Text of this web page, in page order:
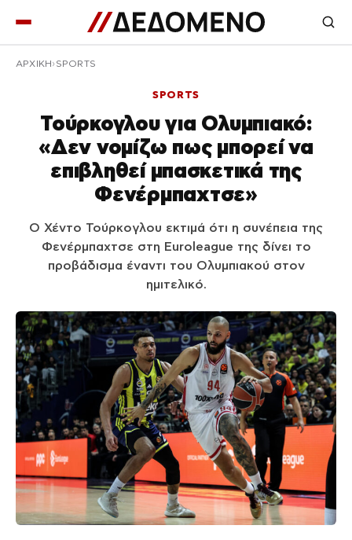
ΑΡΧΙΚΉ SPORTS
SPORTS
Τούρκογλου για Ολυμπιακό:
«Δεν νομίζω πως μπορεί να
επιβληθεί μπασκετικά της
Φενέρμπαχτσε»
Ο Χέντο Τούρκογλου εκτιμά ότι η συνέπεια της
Φενέρμπαχτσε στη Euroleague της δίνει το
προβάδισμα έναντι του Ολυμπιακού στον
ημιτελικό.